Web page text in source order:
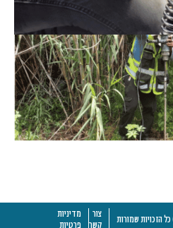
הזכויות שמורות צור מדיניות